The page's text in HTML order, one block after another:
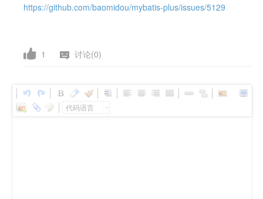
https://github.com/baomidou/mybatis-plus/issues/5129
1 讨论(0)
代码语言